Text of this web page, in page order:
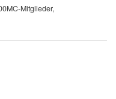
Mitglieder,